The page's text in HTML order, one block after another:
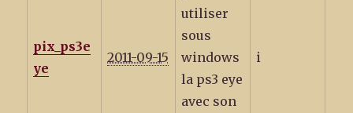
pix_ps3e
ye
2011-09-15
utiliser
sous
windows
la ps3 eye
avec son
i